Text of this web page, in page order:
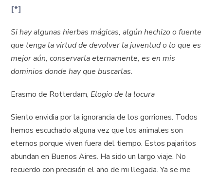
[*]
Si hay algunas hierbas mágicas, algún hechizo o fuente
que tenga la virtud de devolver la juventud o lo que es
mejor aún, conservarla eternamente, es en mis
dominios donde hay que buscarlas.
Erasmo de Rotterdam,Elogio de la locura
Siento envidia por la ignorancia de los gorriones. Todos
hemos escuchado alguna vez que los animales son
eternos porque viven fuera del tiempo. Estos pajaritos
abundan en Buenos Aires. Ha sido un largo viaje. No
recuerdo con precisión el año de mi llegada. Ya se me